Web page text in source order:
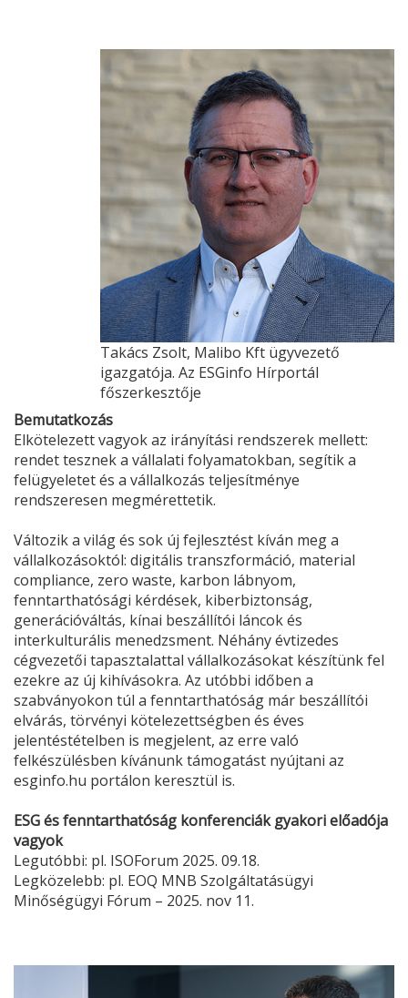
Takács Zsolt, Malibo Kft ügyvezető
igazgatója. Az ESGinfo Hírportál
főszerkesztője
Bemutatkozás
Elkötelezett vagyok az irányítási rendszerek mellett:
rendet tesznek a vállalati folyamatokban, segítik a
felügyeletet és a vállalkozás teljesítménye
rendszeresen megmérettetik.
Változik a világ és sok új fejlesztést kíván meg a
vállalkozásoktól: digitális transzformáció, material
compliance, zero waste, karbon lábnyom,
fenntarthatósági kérdések, kiberbiztonság,
generációváltás, kínai beszállítói láncok és
interkulturális menedzsment. Néhány évtizedes
cégvezetői tapasztalattal vállalkozásokat készítünk fel
ezekre az új kihívásokra. Az utóbbi időben a
szabványokon túl a fenntarthatóság már beszállítói
elvárás, törvényi kötelezettségben és éves
jelentéstételben is megjelent, az erre való
felkészülésben kívánunk támogatást nyújtani az
esginfo.hu portálon keresztül is.
ESGés fenntarthatóság konferenciák gyakori előadója
vagyok
Legutóbbi: pl. ISOForum 2025. 09.18.
Legközelebb: pl. EOQ MNB Szolgáltatásügyi
Minőségügyi Fórum – 2025. nov 11.